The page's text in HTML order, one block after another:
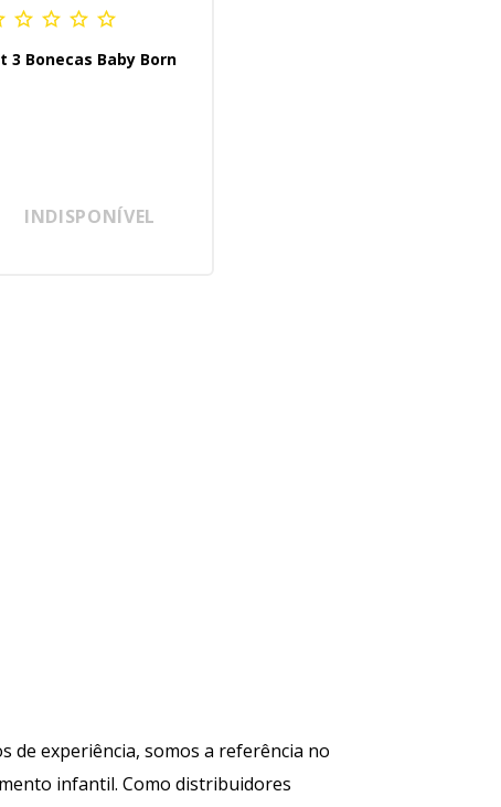
3 Bonecas Baby Born
INDISPONÍVEL
de experiência, somos a referência no
infantil. Como distribuidores